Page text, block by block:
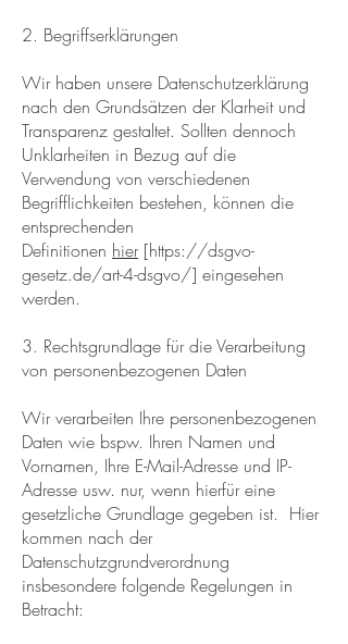
2. Begriffserklärungen
Wir haben unsere Datenschutzerklärung
nach den Grundsätzen der Klarheit und
Transparenz gestaltet. Sollten dennoch
Unklarheiten in Bezug auf die
Verwendung von verschiedenen
Begrifflichkeiten bestehen, können die
entsprechenden
Definitionen hier[https://dsgvo-
gesetz.de/art-4-dsgvo/] eingesehen
werden.
3. Rechtsgrundlage für die Verarbeitung
von personenbezogenen Daten
Wir verarbeiten Ihre personenbezogenen
Daten wie bspw. Ihren Namen und
Vornamen, Ihre E-Mail-Adresse und IP-
Adresse usw. nur, wenn hierfür eine
gesetzliche Grundlage gegeben ist. Hier
kommen nach der
Datenschutzgrundverordnung
insbesondere folgende Regelungen in
Betracht: